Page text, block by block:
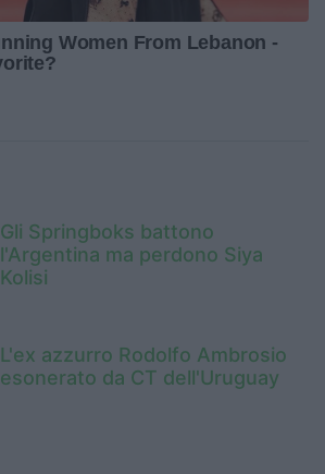
Gli Springboks battono
l'Argentina ma perdono Siya
Kolisi
L'ex azzurro Rodolfo Ambrosio
esonerato da CT dell'Uruguay